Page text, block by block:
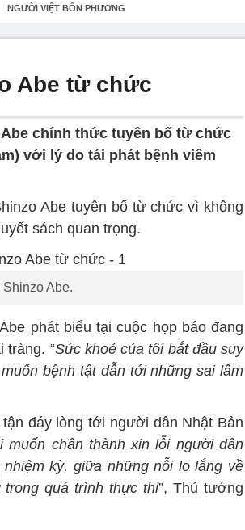
NGƯỜI VIỆT BỐN PHƯƠNG
Abe từ chức
chính thức tuyên bố từ chức
với lý do tái phát bệnh viêm
Abe tuyên bố từ chức vì không
sách quan trọng.
Abe.
phát biểu tại cuộc họp báo đang
tràng. “Sức khoẻ của tôi bắt đầu suy
bệnh tật dẫn tới những sai lầm
đáy lòng tới người dân Nhật Bản
muốn chân thành xin lỗi người dân
kỳ, giữa những nỗi lo lắng về
trong quá trình thực thi”, Thủ tướng